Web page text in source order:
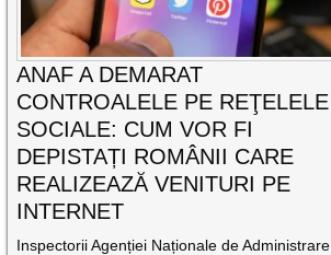
ANAF A DEMARAT
CONTROALELE PE REŢELELE
SOCIALE: CUM VOR FI
DEPISTAȚI ROMÂNII CARE
REALIZEAZĂ VENITURI PE
INTERNET
Inspectorii Agenției Naționale de Administrare